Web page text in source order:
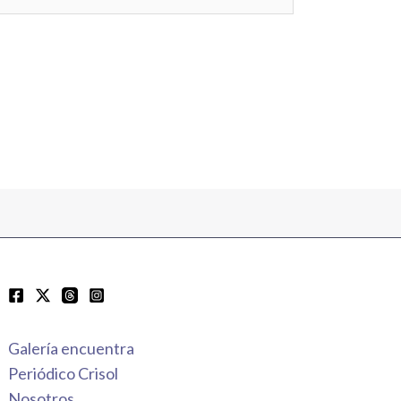
Galería encuentra
Periódico Crisol